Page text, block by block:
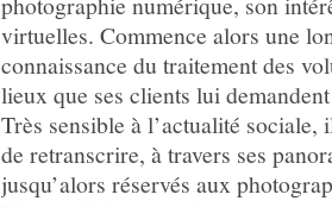
virtuelles. Commence alors une
connaissance du traitement des
lieux que ses clients lui
Très sensible à l’actualité
de retranscrire, à travers ses
jusqu’alors réservés aux